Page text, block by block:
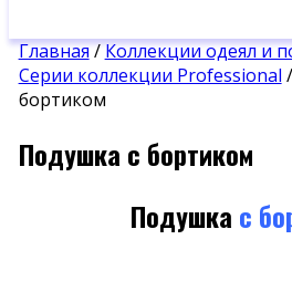
Главная/Коллекции одеял и
Серии коллекции Professional
бортиком
Подушка с бортиком
Подушка с